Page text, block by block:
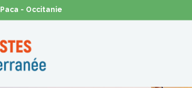
- Occitanie